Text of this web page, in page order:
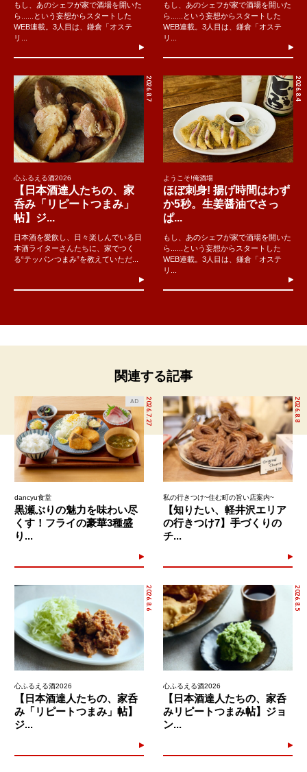
もし、あのシェフが家で酒場を開いた
ら......という妄想からスタートした
WEB連載。3人目は、鎌倉「オステ
リ...
もし、あのシェフが家で酒場を開いた
ら......という妄想からスタートした
WEB連載。3人目は、鎌倉「オステ
リ...
2026.8.7
心ふるえる酒2026
【日本酒達人たちの、家
呑み「リピートつまみ」
帖】ジ...
日本酒を愛飲し、日々楽しんでいる日
本酒ライターさんたちに、家でつく
る“テッパンつまみ”を教えていただ...
2026.8.4
ようこそ!俺酒場
ほぼ刺身! 揚げ時間はわず
か5秒。生姜醤油でさっ
ぱ...
もし、あのシェフが家で酒場を開いた
ら......という妄想からスタートした
WEB連載。3人目は、鎌倉「オステ
リ...
関連する記事
2026.7.27
AD
dancyu食堂
黒瀬ぶりの魅力を味わい尽
くす！フライの豪華3種盛
り...
2026.8.8
私の行きつけ~住む町の旨い店案内~
【知りたい、軽井沢エリア
の行きつけ7】手づくりの
チ...
2026.8.6
心ふるえる酒2026
【日本酒達人たちの、家呑
み「リピートつまみ」帖】
ジ...
2026.8.5
心ふるえる酒2026
【日本酒達人たちの、家呑
みリピートつまみ帖】ジョ
ン...